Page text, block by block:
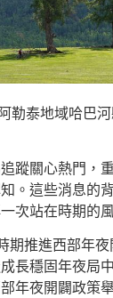
勒泰地域哈巴
蹤關心熱門，
。這些消息的
次站在時期的
期推進西部年
長穩固年夜局
年夜開闢政策